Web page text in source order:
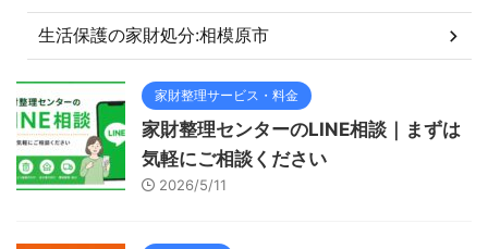
生活保護の家財処分:相模原市
家財整理サービス・料金
家財整理センターのLINE相談｜まずは
気軽にご相談ください
2026/5/11